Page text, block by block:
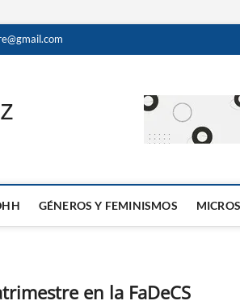
GÉNEROS Y FEMINISMOS
en la FaDeCS